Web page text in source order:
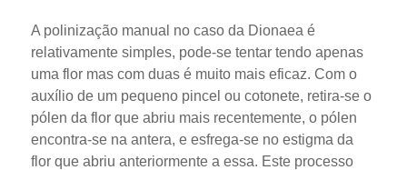
A polinização manual no caso da Dionaea é
relativamente simples, pode-se tentar tendo apenas
uma flor mas com duas é muito mais eficaz. Com o
auxílio de um pequeno pincel ou cotonete, retira-se o
pólen da flor que abriu mais recentemente, o pólen
encontra-se na antera, e esfrega-se no estigma da
flor que abriu anteriormente a essa. Este processo